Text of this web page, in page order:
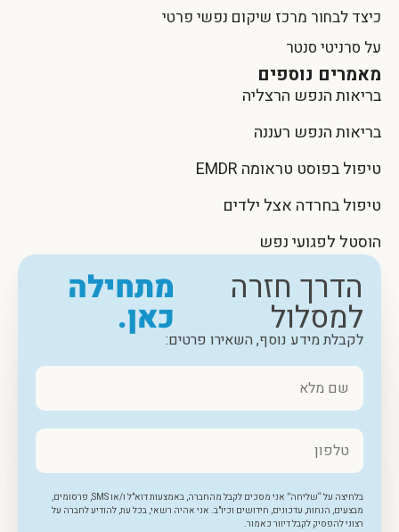
כיצד לבחור מרכז שיקום נפשי פרטי
על סרניטי סנטר
מאמרים נוספים
בריאות הנפש הרצליה
בריאות הנפש רעננה
טיפול בפוסט טראומה EMDR
טיפול בחרדה אצל ילדים
הוסטל לפגועי נפש
הדרך חזרה
למסלול
מתחילה
כאן.לקבלת מידע נוסף, השאירו פרטים:
בלחיצה על “שליחה” אני מסכים לקבל מהחברה, באמצעות דוא"ל ו/או SMS, פרסומים,
מבצעים, הנחות, עדכונים, חידושים וכיו"ב. אני אהיה רשאי, בכל עת, להודיע לחברה על
רצוני להפסיק לקבל דיוור כאמור.